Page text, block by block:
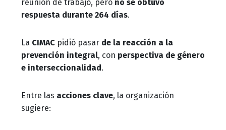
reunión de trabajo, pero no se obtuvo
respuesta durante 264 días.
La CIMAC pidió pasar de la reacción a la
prevención integral, con perspectiva de género
e interseccionalidad.
Entre las acciones clave, la organización
sugiere: